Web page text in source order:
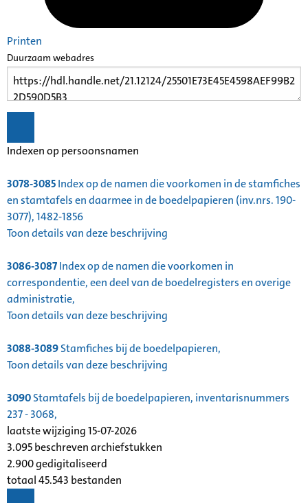
Printen
Duurzaam webadres
Indexen op persoonsnamen
3078-3085Index op de namen die voorkomen in de stamfiches
en stamtafels en daarmee in de boedelpapieren (inv.nrs. 190-
3077), 1482-1856
Toon details van deze beschrijving
3086-3087Index op de namen die voorkomen in
correspondentie, een deel van de boedelregisters en overige
administratie,
Toon details van deze beschrijving
3088-3089Stamfiches bij de boedelpapieren,
Toon details van deze beschrijving
3090Stamtafels bij de boedelpapieren, inventarisnummers
237 - 3068,
laatste wijziging 15-07-2026
3.095 beschreven archiefstukken
2.900 gedigitaliseerd
totaal 45.543 bestanden